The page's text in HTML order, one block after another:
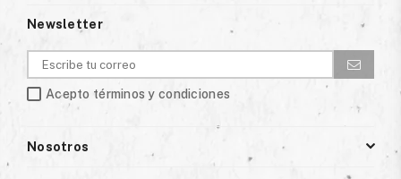
Newsletter
Acepto términos y condiciones
Nosotros